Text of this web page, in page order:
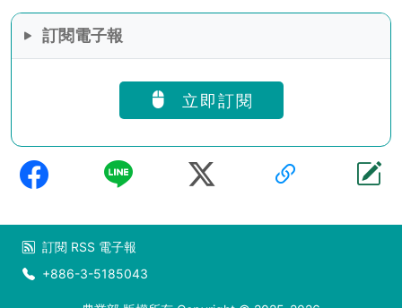
訂閱電子報
立即訂閱
訂閱 RSS 電子報
+886-3-5185043